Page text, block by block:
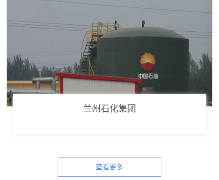
兰州石化集团
查看更多